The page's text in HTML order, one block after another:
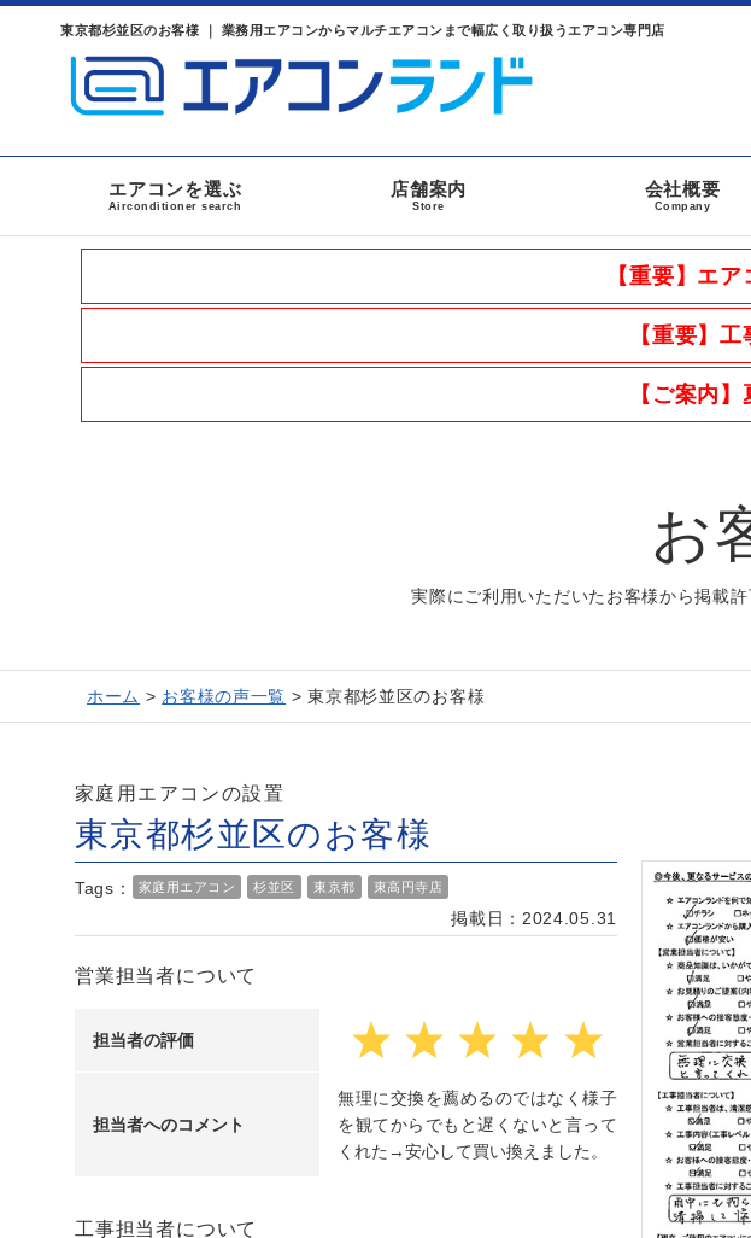
東京都杉並区のお客様 ｜ 業務用エアコンからマルチエアコンまで幅広く取り扱うエアコン専門店
エアコンを選ぶ
Airconditioner search
店舗案内
Store
会社概要
Company
【重要】エ
【重要】
【ご案内
お
実際にご利用いただいたお客様から掲載
ホーム > お客様の声一覧 >東京都杉並区のお客様
家庭用エアコンの設置
東京都杉並区のお客様
Tags： 家庭用エアコン 杉並区 東京都 東高円寺店
掲載日：2024.05.31
営業担当者について
担当者の評価
担当者へのコメント
無理に交換を薦めるのではなく様子
を観てからでもと遅くないと言って
くれた→安心して買い換えました。
工事担当者について